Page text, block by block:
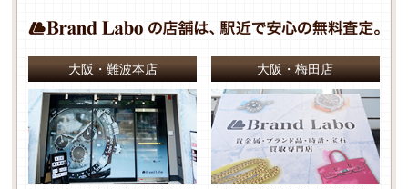
大阪・難波本店 大阪・梅田店